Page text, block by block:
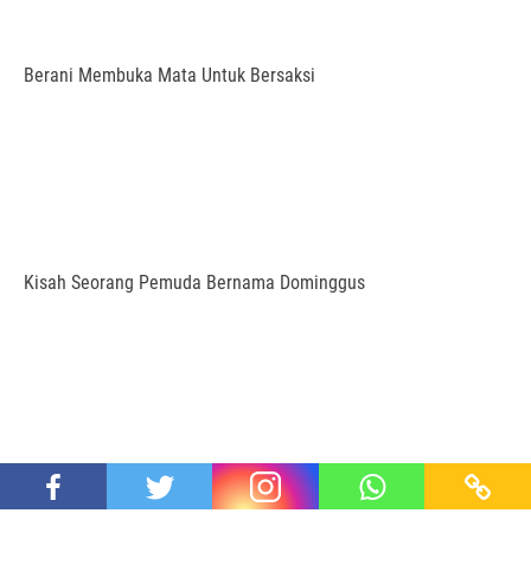
Berani Membuka Mata Untuk Bersaksi
Kisah Seorang Pemuda Bernama Dominggus
Sketsa September Ceria